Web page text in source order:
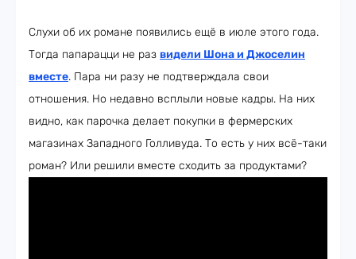
Слухи об их романе появились ещё в июле этого года.
Тогда папарацци не раз видели Шона и Джоселин
вместе. Пара ни разу не подтверждала свои
отношения. Но недавно всплыли новые кадры. На них
видно, как парочка делает покупки в фермерских
магазинах Западного Голливуда. То есть у них всё-таки
роман? Или решили вместе сходить за продуктами?